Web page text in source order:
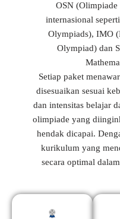
OSN (Olimpiade
internasional
Olympiads), IMO
Olympiad) dan
Setiap paket
disesuaikan sesuai
dan intensitas belajar
olimpiade yang
hendak dicapai.
kurikulum yang
secara optimal